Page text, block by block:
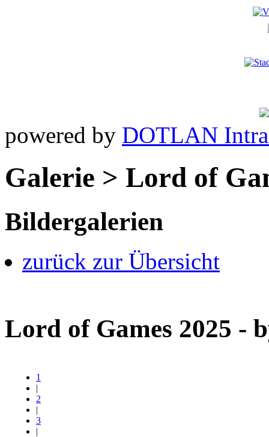
powered by DOTLAN
Galerie > Lord of
Bildergalerien
zurück zur Übersicht
Lord of Games 2025 -
1
|
2
|
3
|